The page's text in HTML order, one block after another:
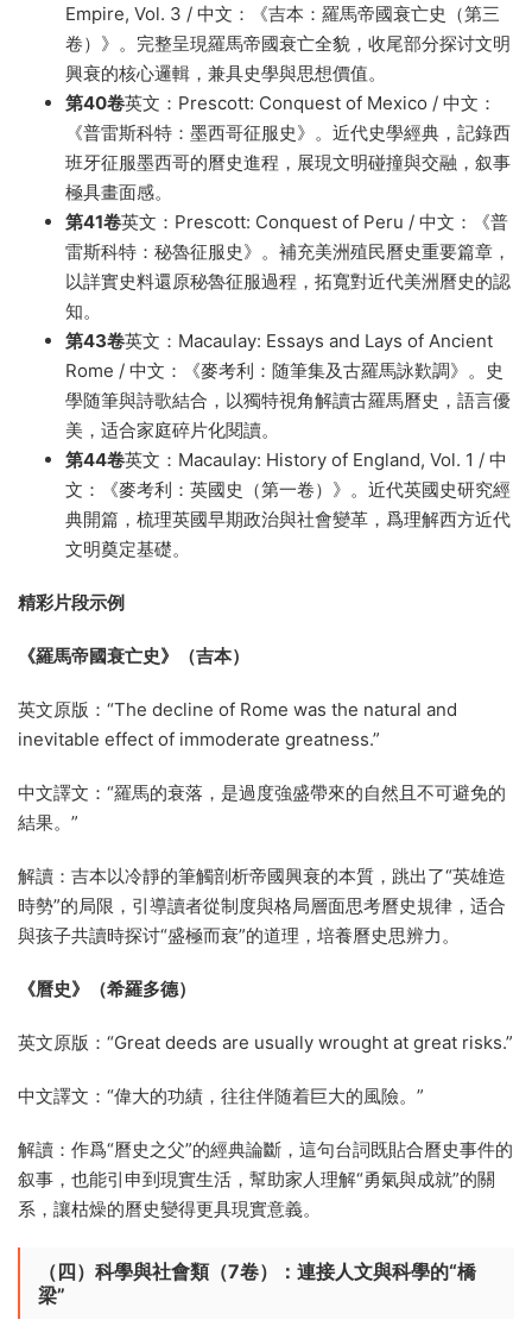
Empire, Vol. 3 / 中文：《吉本：羅馬帝國衰亡史（第三
卷）》。完整呈現羅馬帝國衰亡全貌，收尾部分探讨文明
興衰的核心邏輯，兼具史學與思想價值。
第40卷英文：Prescott: Conquest of Mexico / 中文：
《普雷斯科特：墨西哥征服史》。近代史學經典，記錄西
班牙征服墨西哥的曆史進程，展現文明碰撞與交融，叙事
極具畫面感。
第41卷英文：Prescott: Conquest of Peru / 中文：《普
雷斯科特：秘魯征服史》。補充美洲殖民曆史重要篇章，
以詳實史料還原秘魯征服過程，拓寬對近代美洲曆史的認
知。
第43卷英文：Macaulay: Essays and Lays of Ancient
Rome / 中文：《麥考利：随筆集及古羅馬詠歎調》。史
學随筆與詩歌結合，以獨特視角解讀古羅馬曆史，語言優
美，适合家庭碎片化閱讀。
第44卷英文：Macaulay: History of England, Vol. 1 / 中
文：《麥考利：英國史（第一卷）》。近代英國史研究經
典開篇，梳理英國早期政治與社會變革，爲理解西方近代
文明奠定基礎。
精彩片段示例
《羅馬帝國衰亡史》（吉本）
英文原版：“The decline of Rome was the natural and
inevitable effect of immoderate greatness.”
中文譯文：“羅馬的衰落，是過度強盛帶來的自然且不可避免的
結果。”
解讀：吉本以冷靜的筆觸剖析帝國興衰的本質，跳出了“英雄造
時勢”的局限，引導讀者從制度與格局層面思考曆史規律，适合
與孩子共讀時探讨“盛極而衰”的道理，培養曆史思辨力。
《曆史》（希羅多德）
英文原版：“Great deeds are usually wrought at great risks.”
中文譯文：“偉大的功績，往往伴随着巨大的風險。”
解讀：作爲“曆史之父”的經典論斷，這句台詞既貼合曆史事件的
叙事，也能引申到現實生活，幫助家人理解“勇氣與成就”的關
系，讓枯燥的曆史變得更具現實意義。
（四）科學與社會類（7卷）：連接人文與科學的“橋
梁”